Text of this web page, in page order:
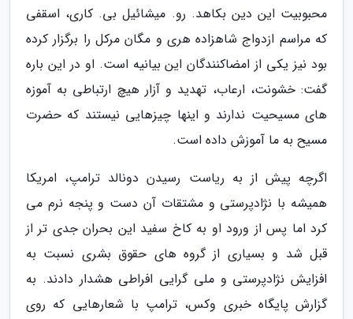
محبوبیت این دین بکاهد. رو. میشائیل بی. کاری، اسقفی
که مراسم ازدواج شاهزاده هری و مگان مرکل را برگزار کرده
بود نیز یکی از امضاکنندگان این بیانیه است. او در این باره
گفت: خشونت، ارعاب، تهدید و آزار هیچ ارتباطی به آموزه
های مسیحیت ندارند و اینها چیزهایی نیستند که حضرت
مسیح به ما آموزش داده است.
اگرچه پیش از به ریاست رسیدن دونالد ترامپ، امریکا
همیشه با نژادپرستی و مشتقات آن دست و پنجه نرم می
کرد اما پس از ورود او به کاخ سفید این بحران جدی تر از
قبل شد و بسیاری از گروه های حقوق بشری نسبت به
افزایش نژادپرستی و ملی گرایی افراطی هشدار دادند. به
گزارش پایگاه خبری وکس، ترامپ با شعارهایی که روی